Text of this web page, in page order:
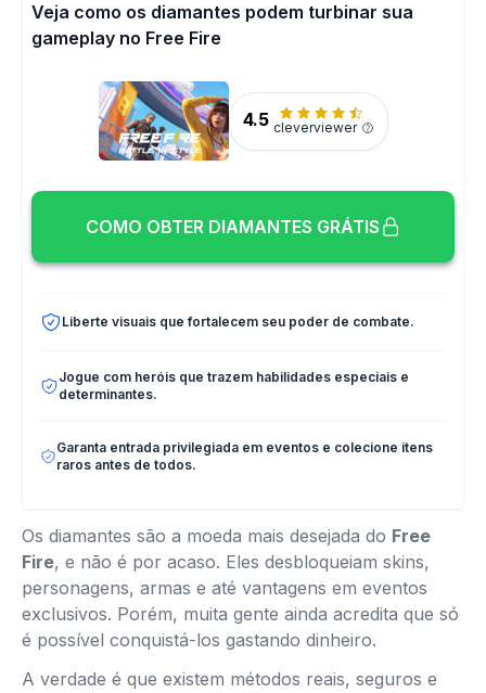
Veja como os diamantes podem turbinar sua
gameplay no Free Fire
4.5 cleverviewer
COMO OBTER DIAMANTES GRÁTIS
Liberte visuais que fortalecem seu poder de combate.
Jogue com heróis que trazem habilidades especiais e
determinantes.
Garanta entrada privilegiada em eventos e colecione itens
raros antes de todos.
Os diamantes são a moeda mais desejada do Free
Fire, e não é por acaso. Eles desbloqueiam skins,
personagens, armas e até vantagens em eventos
exclusivos. Porém, muita gente ainda acredita que só
é possível conquistá-los gastando dinheiro.
A verdade é que existem métodos reais, seguros e